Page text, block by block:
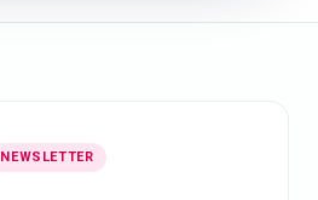
NEWSLETTER